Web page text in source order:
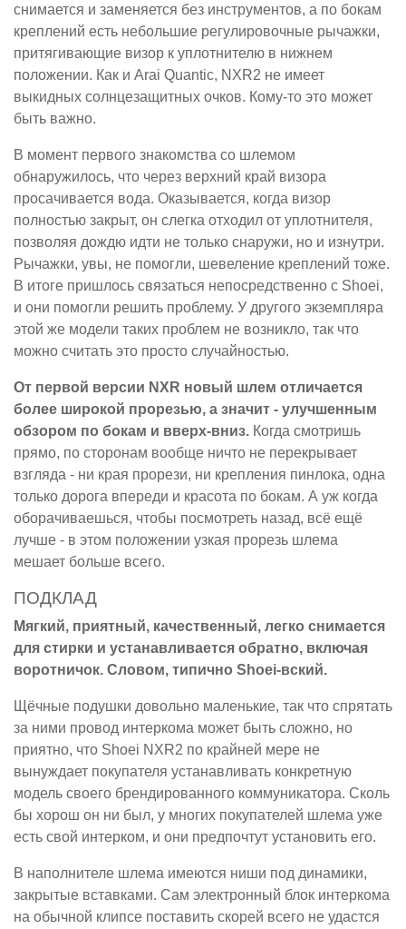
снимается и заменяется без инструментов, а по бокам
креплений есть небольшие регулировочные рычажки,
притягивающие визор к уплотнителю в нижнем
положении. Как и Arai Quantic, NXR2 не имеет
выкидных солнцезащитных очков. Кому-то это может
быть важно.
В момент первого знакомства со шлемом
обнаружилось, что через верхний край визора
просачивается вода. Оказывается, когда визор
полностью закрыт, он слегка отходил от уплотнителя,
позволяя дождю идти не только снаружи, но и изнутри.
Рычажки, увы, не помогли, шевеление креплений тоже.
В итоге пришлось связаться непосредственно с Shoei,
и они помогли решить проблему. У другого экземпляра
этой же модели таких проблем не возникло, так что
можно считать это просто случайностью.
От первой версии NXR новый шлем отличается
более широкой прорезью, а значит - улучшенным
обзором по бокам и вверх-вниз. Когда смотришь
прямо, по сторонам вообще ничто не перекрывает
взгляда - ни края прорези, ни крепления пинлока, одна
только дорога впереди и красота по бокам. А уж когда
оборачиваешься, чтобы посмотреть назад, всё ещё
лучше - в этом положении узкая прорезь шлема
мешает больше всего.
ПОДКЛАД
Мягкий, приятный, качественный, легко снимается
для стирки и устанавливается обратно, включая
воротничок. Словом, типично Shoei-вский.
Щёчные подушки довольно маленькие, так что спрятать
за ними провод интеркома может быть сложно, но
приятно, что Shoei NXR2 по крайней мере не
вынуждает покупателя устанавливать конкретную
модель своего брендированного коммуникатора. Сколь
бы хорош он ни был, у многих покупателей шлема уже
есть свой интерком, и они предпочтут установить его.
В наполнителе шлема имеются ниши под динамики,
закрытые вставками. Сам электронный блок интеркома
на обычной клипсе поставить скорей всего не удастся